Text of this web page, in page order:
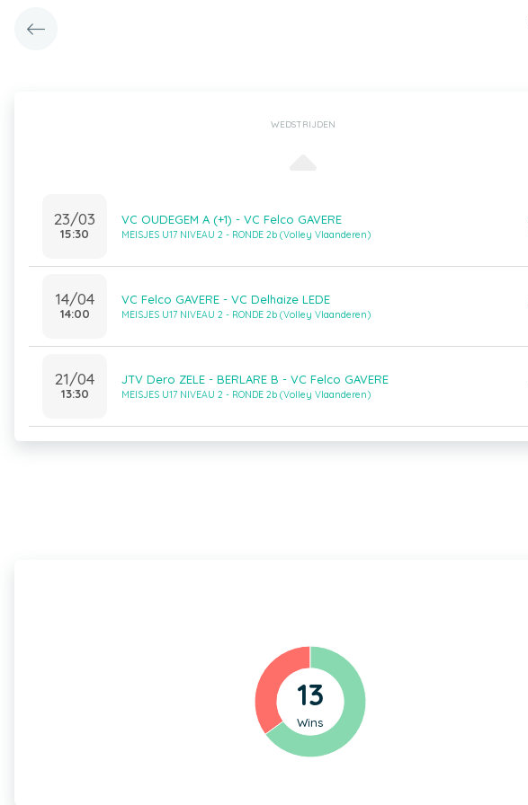
WEDSTRIJDEN
23/03
15:30
VC OUDEGEM A (+1) - VC Felco GAVERE
MEISJES U17 NIVEAU 2 - RONDE 2b (Volley Vlaanderen)
14/04
14:00
VC Felco GAVERE - VC Delhaize LEDE
MEISJES U17 NIVEAU 2 - RONDE 2b (Volley Vlaanderen)
21/04
13:30
JTV Dero ZELE - BERLARE B - VC Felco GAVERE
MEISJES U17 NIVEAU 2 - RONDE 2b (Volley Vlaanderen)
13
Wins